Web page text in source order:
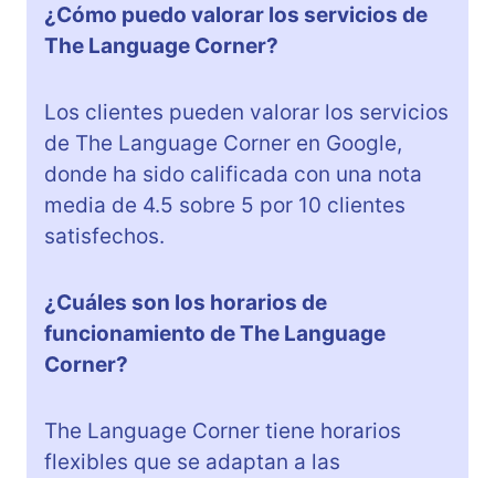
¿Cómo puedo valorar los servicios de
The Language Corner?
Los clientes pueden valorar los servicios
de The Language Corner en Google,
donde ha sido calificada con una nota
media de 4.5 sobre 5 por 10 clientes
satisfechos.
¿Cuáles son los horarios de
funcionamiento de The Language
Corner?
The Language Corner tiene horarios
flexibles que se adaptan a las